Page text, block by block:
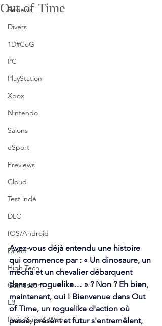
Reviews
Divers
1D#CoG
PC
PlayStation
Xbox
Nintendo
Salons
eSport
Previews
Cloud
Test indé
DLC
IOS/Android
Direct
High Tech
Gamescom
E3
Paris Games Week
Out of Time
Avez-vous déjà entendu une histoire
qui commence par : « Un dinosaure, un
mécha et un chevalier débarquent
dans un roguelike… » ? Non ? Eh bien,
maintenant, oui ! Bienvenue dans Out
of Time, un roguelike d'action où
passé, présent et futur s'entremêlent,